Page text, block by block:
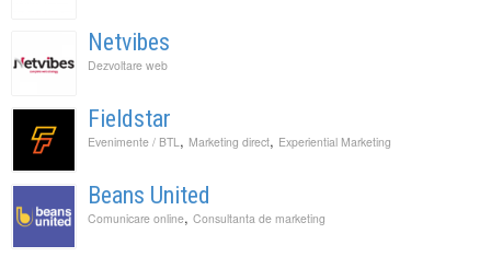
Netvibes
Dezvoltare web
Fieldstar
Evenimente / BTL, Marketing direct, Experiential Marketing
Beans United
Comunicare online, Consultanta de marketing